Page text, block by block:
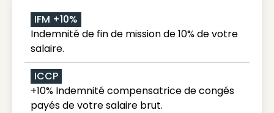
IFM +10%
Indemnité de fin de mission de 10% de votre
salaire.
ICCP
+10% Indemnité compensatrice de congés
payés de votre salaire brut.